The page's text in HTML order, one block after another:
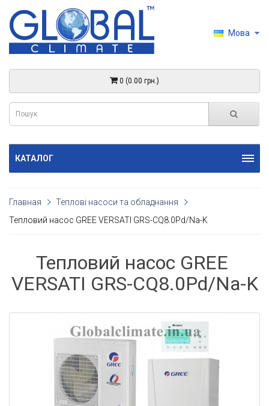
0 (0.00 грн.)
Мова
КАТАЛОГ
Главная
Теплові насоси та обладнання
Тепловий насос GREE VERSATI GRS-CQ8.0Pd/Na-K
Тепловий насос GREE
VERSATI GRS-CQ8.0Pd/Na-K